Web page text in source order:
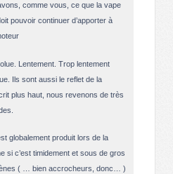
comme vous, ce que la vape
pouvoir continuer d’apporter à
Lentement. Trop lentement
Ils sont aussi le reflet de la
plus haut, nous revenons de très
globalement produit lors de la
si c’est timidement et sous de gros
( … bien accrocheurs, donc… )